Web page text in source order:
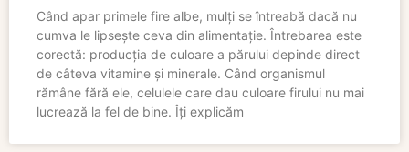
Când apar primele fire albe, mulți se întreabă dacă nu
cumva le lipsește ceva din alimentație. Întrebarea este
corectă: producția de culoare a părului depinde direct
de câteva vitamine și minerale. Când organismul
rămâne fără ele, celulele care dau culoare firului nu mai
lucrează la fel de bine. Îți explicăm